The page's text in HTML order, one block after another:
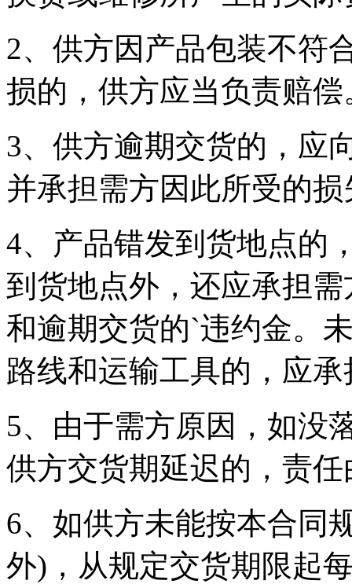
2、供方因产品包装不符
损的，供方应当负责赔偿
3、供方逾期交货的，应
并承担需方因此所受的
4、产品错发到货地点的
到货地点外，还应承担
和逾期交货的`违约金。
路线和运输工具的，应
5、由于需方原因，如没
供方交货期延迟的，责
6、如供方未能按本合同
外)，从规定交货期限起